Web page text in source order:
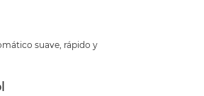
suave, rápido y